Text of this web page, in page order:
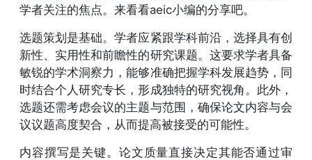
学者关注的焦点。来看看aeic小编的分享吧。
选题策划是基础。学者应紧跟学科前沿，选择具有创
新性、实用性和前瞻性的研究课题。这要求学者具备
敏锐的学术洞察力，能够准确把握学科发展趋势，同
时结合个人研究专长，形成独特的研究视角。此外，
选题还需考虑会议的主题与范围，确保论文内容与会
议议题高度契合，从而提高被接受的可能性。
内容撰写是关键。论文质量直接决定其能否通过审